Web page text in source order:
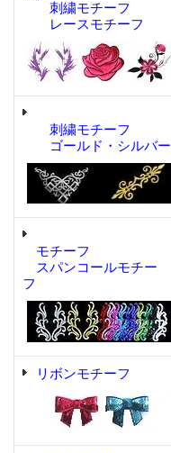
刺繍モチーフ
レースモチーフ
刺繍モチーフ
ゴールド・シルバー
モチーフ
スパンコールモチー
フ
リボンモチーフ